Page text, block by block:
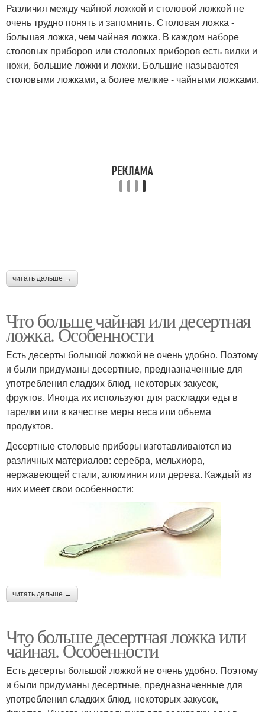
Различия между чайной ложкой и столовой ложкой не
очень трудно понять и запомнить. Столовая ложка -
большая ложка, чем чайная ложка. В каждом наборе
столовых приборов или столовых приборов есть вилки и
ножи, большие ложки и ложки. Большие называются
столовыми ложками, а более мелкие - чайными ложками.
читать дальше →
Что больше чайная или десертная
ложка. Особенности
Есть десерты большой ложкой не очень удобно. Поэтому
и были придуманы десертные, предназначенные для
употребления сладких блюд, некоторых закусок,
фруктов. Иногда их используют для раскладки еды в
тарелки или в качестве меры веса или объема
продуктов.
Десертные столовые приборы изготавливаются из
различных материалов: серебра, мельхиора,
нержавеющей стали, алюминия или дерева. Каждый из
них имеет свои особенности:
читать дальше →
Что больше десертная ложка или
чайная. Особенности
Есть десерты большой ложкой не очень удобно. Поэтому
и были придуманы десертные, предназначенные для
употребления сладких блюд, некоторых закусок,